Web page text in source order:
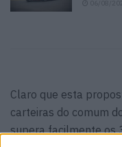
Claro que esta
carteiras do comum
supera facilmente os